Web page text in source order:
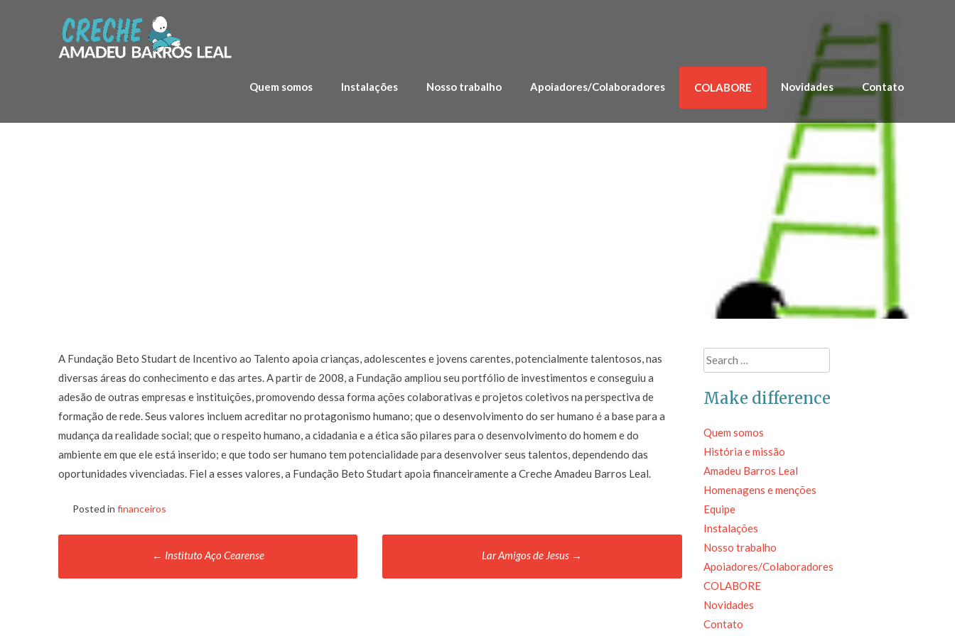
Quem somos Instalações Nosso trabalho Apoiadores/Colaboradores COLABORE Novidades Contato
A Fundação Beto Studart de Incentivo ao Talento apoia crianças, adolescentes e jovens carentes, potencialmente talentosos, nas
diversas áreas do conhecimento e das artes. A partir de 2008, a Fundação ampliou seu portfólio de investimentos e conseguiu a
adesão de outras empresas e instituições, promovendo dessa forma ações colaborativas e projetos coletivos na perspectiva de
formação de rede. Seus valores incluem acreditar no protagonismo humano; que o desenvolvimento do ser humano é a base para a
mudança da realidade social; que o respeito humano, a cidadania e a ética são pilares para o desenvolvimento do homem e do
ambiente em que ele está inserido; e que todo ser humano tem potencialidade para desenvolver seus talentos, dependendo das
oportunidades vivenciadas. Fiel a esses valores, a Fundação Beto Studart apoia financeiramente a Creche Amadeu Barros Leal.
Posted in financeiros
navigation
← Instituto Aço Cearense Lar Amigos de Jesus →
Search
for:
Make difference
Quem somos
História e missão
Amadeu Barros Leal
Homenagens e menções
Equipe
Instalações
Nosso trabalho
Apoiadores/Colaboradores
COLABORE
Novidades
Contato